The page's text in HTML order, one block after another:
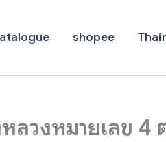
shopee
ลวงหมายเลข